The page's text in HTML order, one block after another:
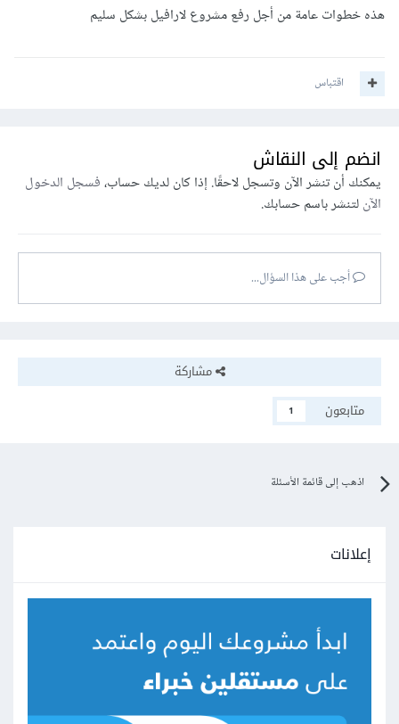
هذه خطوات عامة من أجل رفع مشروع لارافيل بشكل سليم
اقتباس
انضم إلى النقاش
يمكنك أن تنشر الآن وتسجل لاحقًا. إذا كان لديك حساب،فسجل الدخول
الآنلتنشر باسم حسابك.
أجب على هذا السؤال...
مشاركة
متابعون
1
اذهب إلى قائمة الأسئلة
إعلانات